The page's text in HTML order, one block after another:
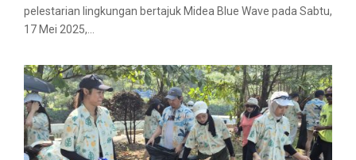
pelestarian lingkungan bertajuk Midea Blue Wave pada Sabtu,
17 Mei 2025,...